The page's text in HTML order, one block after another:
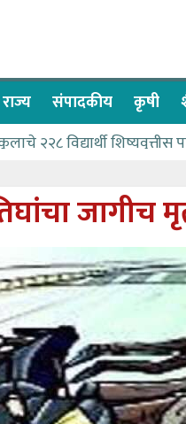
राज्य संपादकीय कृषी
२२८ विद्यार्थी शिष्यवृत्तीस
यांचा वाढदिवस विविध
देण्यासाठी प्रशासकीय
पाणीपुरवठा मंत्री
जागीच